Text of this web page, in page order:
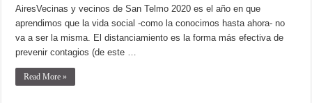
AiresVecinas y vecinos de San Telmo 2020 es el año en que
aprendimos que la vida social -como la conocimos hasta ahora- no
va a ser la misma. El distanciamiento es la forma más efectiva de
prevenir contagios (de este …
Read More »